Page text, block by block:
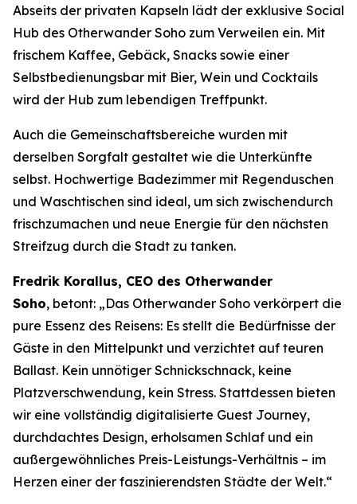
Abseits der privaten Kapseln lädt der exklusive Social
Hub des Otherwander Soho zum Verweilen ein. Mit
frischem Kaffee, Gebäck, Snacks sowie einer
Selbstbedienungsbar mit Bier, Wein und Cocktails
wird der Hub zum lebendigen Treffpunkt.
Auch die Gemeinschaftsbereiche wurden mit
derselben Sorgfalt gestaltet wie die Unterkünfte
selbst. Hochwertige Badezimmer mit Regenduschen
und Waschtischen sind ideal, um sich zwischendurch
frischzumachen und neue Energie für den nächsten
Streifzug durch die Stadt zu tanken.
Fredrik Korallus, CEO des Otherwander
Soho, betont: „Das Otherwander Soho verkörpert die
pure Essenz des Reisens: Es stellt die Bedürfnisse der
Gäste in den Mittelpunkt und verzichtet auf teuren
Ballast. Kein unnötiger Schnickschnack, keine
Platzverschwendung, kein Stress. Stattdessen bieten
wir eine vollständig digitalisierte Guest Journey,
durchdachtes Design, erholsamen Schlaf und ein
außergewöhnliches Preis-Leistungs-Verhältnis – im
Herzen einer der faszinierendsten Städte der Welt.“